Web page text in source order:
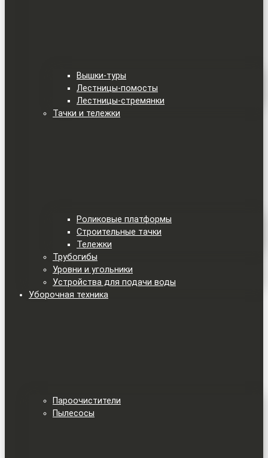
Вышки-туры
Лестницы-помосты
Лестницы-стремянки
Тачки и тележки
Роликовые платформы
Строительные тачки
Тележки
Трубогибы
Уровни и угольники
Устройства для подачи воды
Уборочная техника
Пароочистители
Пылесосы